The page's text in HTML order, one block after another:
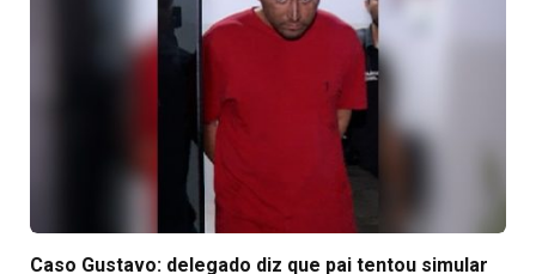
Caso Gustavo: delegado diz que pai tentou simular